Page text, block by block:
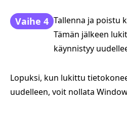
Vaihe 4 Tallenna ja poistu
Tämän jälkeen
käynnistyy
Lopuksi, kun lukittu
uudelleen, voit nollata